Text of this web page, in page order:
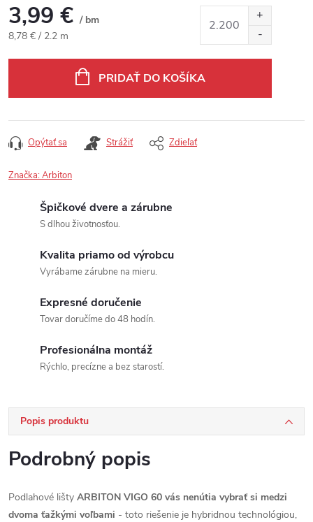
3,99 € / bm
Jednotková cena:
8,78 € / 2.2 m
PRIDAŤ DO KOŠÍKA
Opýtať sa Strážiť Zdieľať
Značka:Arbiton
Špičkové dvere a zárubne
S dlhou životnosťou.
Kvalita priamo od výrobcu
Vyrábame zárubne na mieru.
Expresné doručenie
Tovar doručíme do 48 hodín.
Profesionálna montáž
Rýchlo, precízne a bez starostí.
Popis produktu
Podrobný popis
Podlahové lišty ARBITON VIGO 60 vás nenútia vybrať si medzi
dvoma ťažkými voľbami - toto riešenie je hybridnou technológiou,